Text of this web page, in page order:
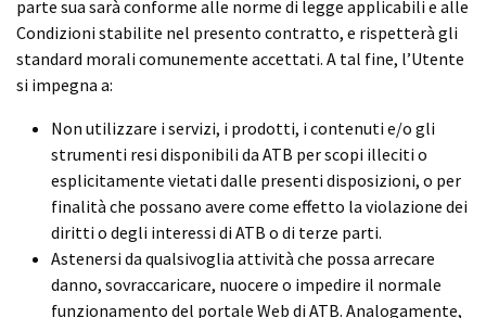
parte sua sarà conforme alle norme di legge applicabili e alle
Condizioni stabilite nel presento contratto, e rispetterà gli
standard morali comunemente accettati. A tal fine, l’Utente
si impegna a:
Non utilizzare i servizi, i prodotti, i contenuti e/o gli
strumenti resi disponibili da ATB per scopi illeciti o
esplicitamente vietati dalle presenti disposizioni, o per
finalità che possano avere come effetto la violazione dei
diritti o degli interessi di ATB o di terze parti.
Astenersi da qualsivoglia attività che possa arrecare
danno, sovraccaricare, nuocere o impedire il normale
funzionamento del portale Web di ATB. Analogamente,